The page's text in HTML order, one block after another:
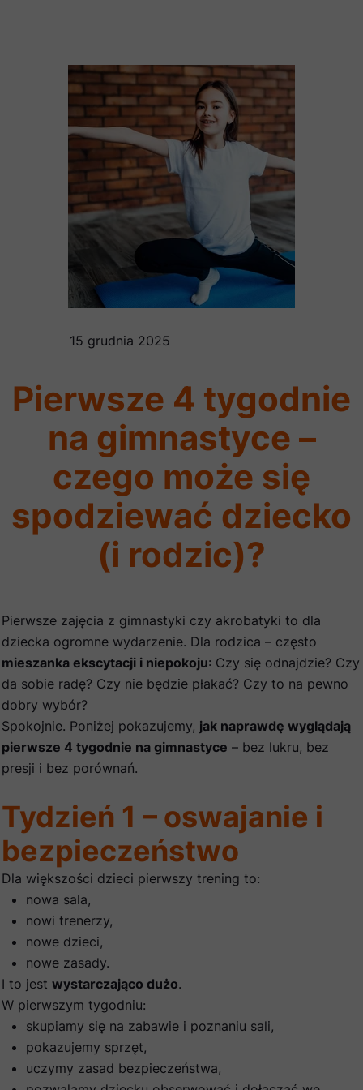
15 grudnia 2025
Pierwsze 4 tygodnie
na gimnastyce –
czego może się
spodziewać dziecko
(i rodzic)?
Pierwsze zajęcia z gimnastyki czy akrobatyki to dla
dziecka ogromne wydarzenie. Dla rodzica – często
mieszanka ekscytacji i niepokoju: Czy się odnajdzie? Czy
da sobie radę? Czy nie będzie płakać? Czy to na pewno
dobry wybór?
Spokojnie. Poniżej pokazujemy, jak naprawdę wyglądają
pierwsze 4 tygodnie na gimnastyce – bez lukru, bez
presji i bez porównań.
Tydzień 1 – oswajanie i
bezpieczeństwo
Dla większości dzieci pierwszy trening to:
nowa sala,
nowi trenerzy,
nowe dzieci,
nowe zasady.
I to jest wystarczająco dużo.
W pierwszym tygodniu:
skupiamy się na zabawie i poznaniu sali,
pokazujemy sprzęt,
uczymy zasad bezpieczeństwa,